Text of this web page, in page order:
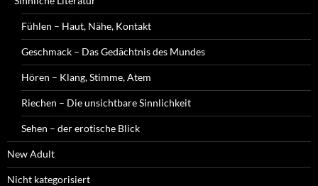
Fühlen – Haut, Nähe, Kontakt
Geschmack – Das Gedächtnis des Mundes
Hören – Klang, Stimme, Atem
Riechen – Die unsichtbare Sinnlichkeit
Sehen – der erotische Blick
New Adult
Nicht kategorisiert